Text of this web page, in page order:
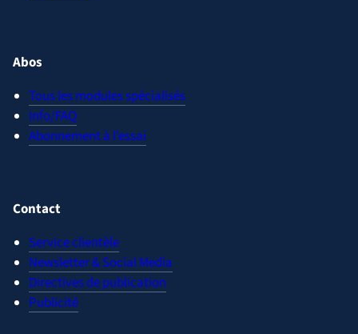
Abos
Tous les modules spécialisés
Info/FAQ
Abonnement à l’essai
Contact
Service clientèle
Newsletter & Social Media
Directives de publication
Publicité